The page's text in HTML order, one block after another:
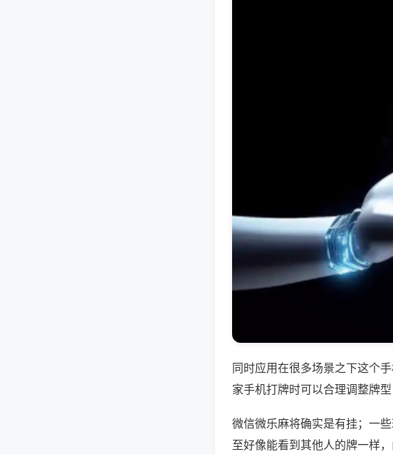
同时应用在很多场景之下这个
家手机打牌时可以合理调整牌
微信微乐麻将确实是有挂；一
至好像能看到其他人的牌一样